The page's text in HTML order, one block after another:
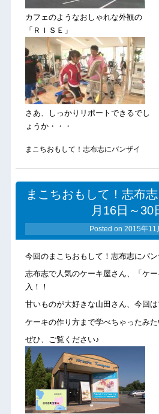
カフェのようなおしゃれな外観の
「ＲＩＳＥ」
さあ、しっかりリポートできるでし
ょうか・・・
まこちおもして！志布志にバンザイ
まこちおもして！志布
月16日～30
Posted on 2015年11
今回のまこちおもして！志布志にバン
志布志で人気のケーキ屋さん、「ケ
入！！
甘いものが大好きな山田さん、今回は
ケーキの作り方まで学べちゃったみ
ぜひ、ご覧ください♪